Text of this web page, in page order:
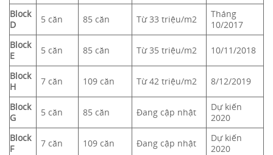
Block
D
5 căn 85 căn Từ 33 triệu/m2
Tháng
10/2017
Block
E
5 căn 85 căn Từ 35 triệu/m2 10/11/2018
Block
H
7 căn 109 căn Từ 42 triệu/m2 8/12/2019
Block
G
5 căn 85 căn Đang cập nhật
Dự kiến
2020
Block
F
7 căn 109 căn Đang cập nhật
Dự kiến
2020